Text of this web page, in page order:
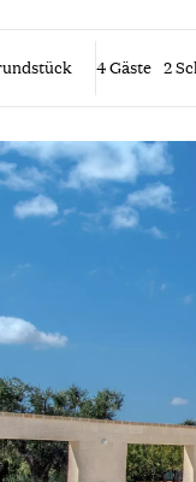
4 Gäste 2